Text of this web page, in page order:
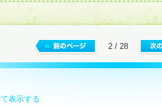
2 / 28
表示する